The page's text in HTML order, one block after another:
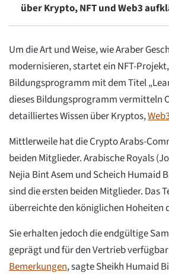
über Krypto, NFT und Web3
Um die Art und Weise, wie Araber
modernisieren, startet ein NFT-
Bildungsprogramm mit dem Titel
dieses Bildungsprogramm vermitteln
detailliertes Wissen über Kryptos,
Mittlerweile hat die Crypto Arabs-
beiden Mitglieder. Arabische Royals
Nejia Bint Asem und Scheich Humaid
sind die ersten beiden Mitglieder. Das
überreichte den königlichen Hoheiten
Sie erhalten jedoch die endgültige
geprägt und für den Vertrieb
Bemerkungen, sagte Sheikh Humaid